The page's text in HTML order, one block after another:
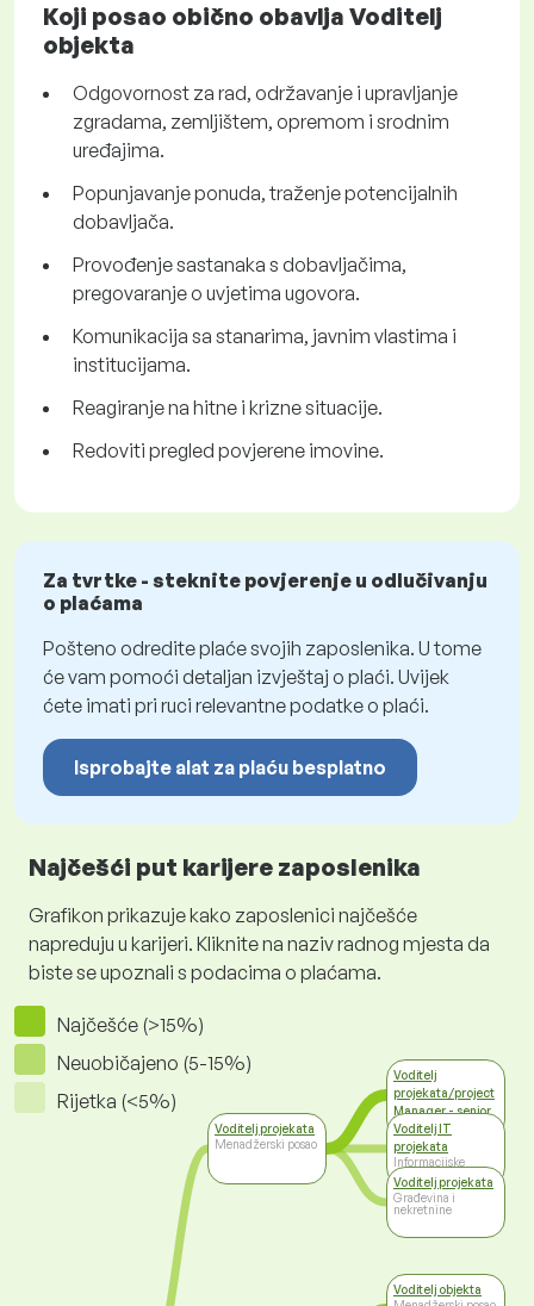
Koji posao obično obavlja Voditelj
objekta
Odgovornost za rad, održavanje i upravljanje
zgradama, zemljištem, opremom i srodnim
uređajima.
Popunjavanje ponuda, traženje potencijalnih
dobavljača.
Provođenje sastanaka s dobavljačima,
pregovaranje o uvjetima ugovora.
Komunikacija sa stanarima, javnim vlastima i
institucijama.
Reagiranje na hitne i krizne situacije.
Redoviti pregled povjerene imovine.
Za tvrtke - steknite povjerenje u odlučivanju
o plaćama
Pošteno odredite plaće svojih zaposlenika. U tome
će vam pomoći detaljan izvještaj o plaći. Uvijek
ćete imati pri ruci relevantne podatke o plaći.
Isprobajte alat za plaću besplatno
Najčešći put karijere zaposlenika
Grafikon prikazuje kako zaposlenici najčešće
napreduju u karijeri. Kliknite na naziv radnog mjesta da
biste se upoznali s podacima o plaćama.
Najčešće (>15%)
Neuobičajeno (5-15%)
Rijetka (<5%)
Voditelj projekata
Menadžerski posao
Voditelj
projekata/project
Manager - senior
Menadžerski posao
Voditelj IT
projekata
Informacijske
tehnologije
Voditelj projekata
Građevina i
nekretnine
Voditelj objekta